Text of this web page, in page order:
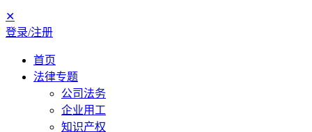
✕
登录/注册
首页
法律专题
公司法务
企业用工
知识产权